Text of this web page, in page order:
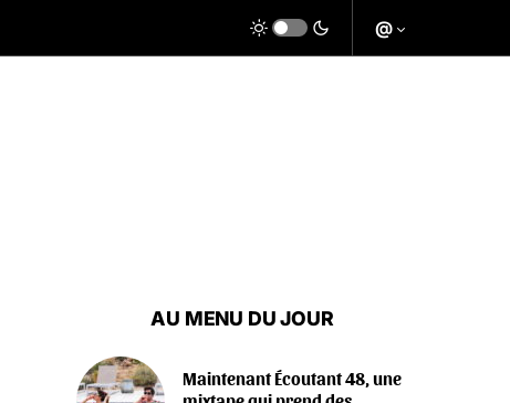
@
AU MENU DU JOUR
Maintenant Écoutant 48, une